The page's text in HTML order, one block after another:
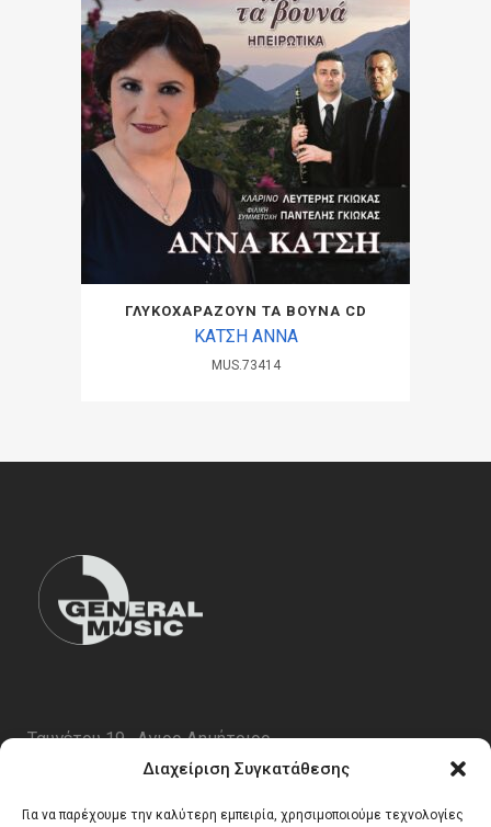
Διαχείριση Συγκατάθεσης
Για να παρέχουμε την καλύτερη εμπειρία, χρησιμοποιούμε τεχνολογίες
ΓΛΥΚΟΧΑΡΑΖΟΥΝ ΤΑ ΒΟΥΝΑ CD
ΚΑΤΣΗ ΑΝΝΑ
MUS.73414
Ταυγέτου 19 , Αγιος Δημήτριος